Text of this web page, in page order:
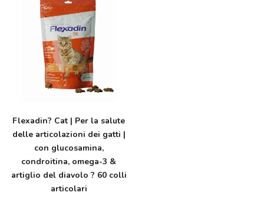
Flexadin? Cat | Per la salute
delle articolazioni dei gatti |
con glucosamina,
condroitina, omega-3 &
artiglio del diavolo ? 60 colli
articolari